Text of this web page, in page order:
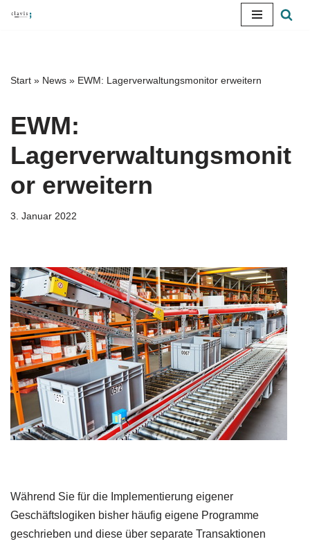
springen
Start » News » EWM: Lagerverwaltungsmonitor erweitern
EWM:
Lagerverwaltungsmonit
or erweitern
3. Januar 2022
Während Sie für die Implementierung eigener
Geschäftslogiken bisher häufig eigene Programme
geschrieben und diese über separate Transaktionen